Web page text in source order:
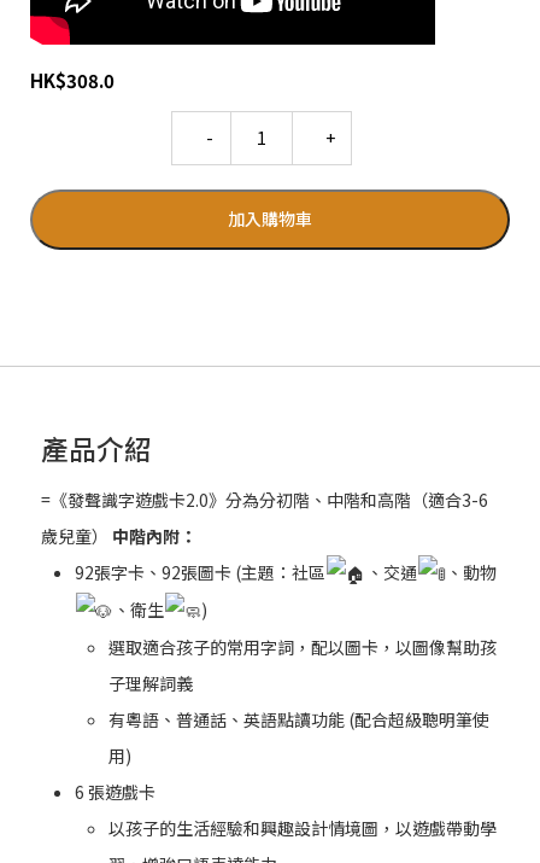
HK$308.0
加入購物車
產品介紹
=《發聲識字遊戲卡2.0》分為分初階、中階和高階（適合3-6
歲兒童） 中階內附：
92張字卡、92張圖卡 (主題：社區
、交通
、動物
、衛生
)
選取適合孩子的常用字詞，配以圖卡，以圖像幫助孩
子理解詞義
有粵語、普通話、英語點讀功能 (配合超級聰明筆使
用)
6 張遊戲卡
以孩子的生活經驗和興趣設計情境圖，以遊戲帶動學